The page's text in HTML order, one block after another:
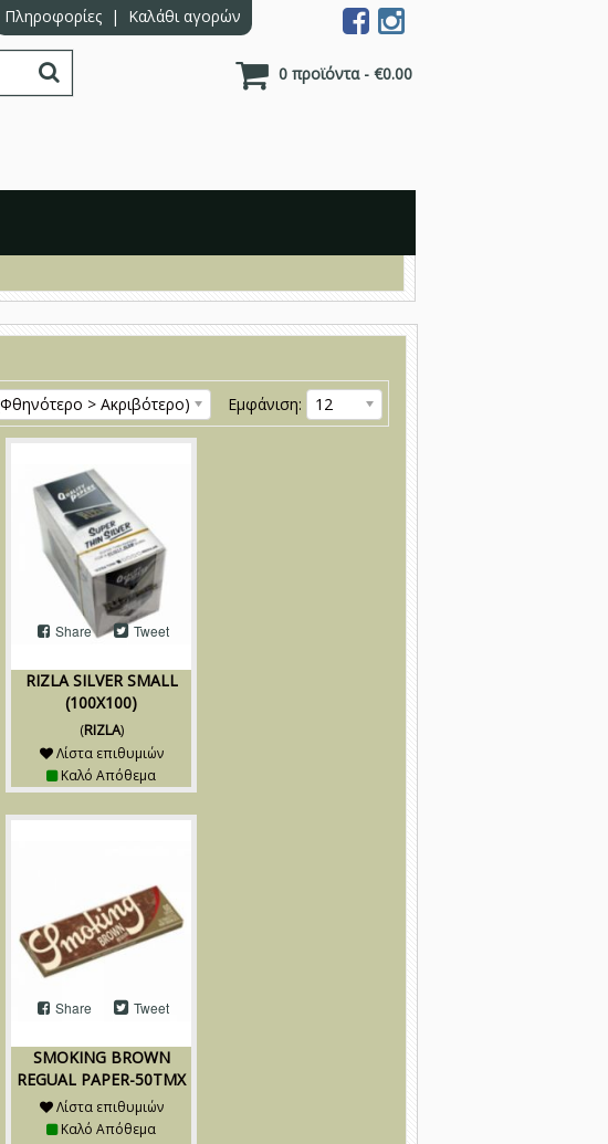
Πληροφορίες | Καλάθι αγορών
0 προϊόντα - €0.00
Εμφάνιση: 12
> Ακριβότερο)
RIZLA SILVER SMALL
(100X100)
(RIZLA)
Share Tweet
Λίστα επιθυμιών
Καλό Απόθεμα
SMOKING BROWN
REGUAL PAPER-50TMX
Share Tweet
Λίστα επιθυμιών
Καλό Απόθεμα